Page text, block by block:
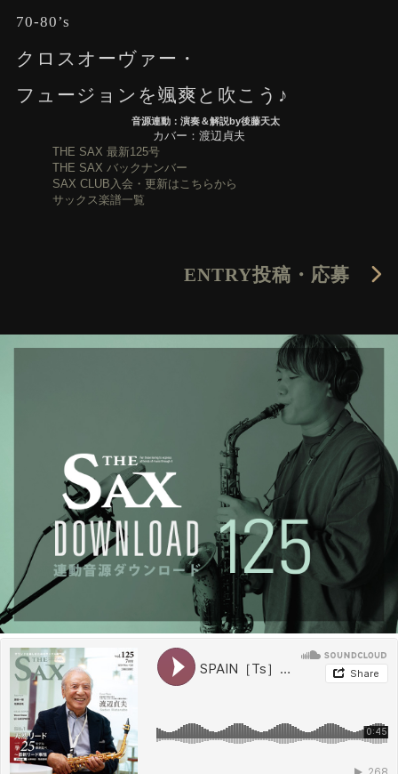
70-80’s
クロスオーヴァー・
フュージョンを颯爽と吹こう♪
音源連動：演奏＆解説by後藤天太
カバー：渡辺貞夫
THE SAX 最新125号
THE SAX バックナンバー
SAX CLUB入会・更新はこちらから
サックス楽譜一覧
ENTRY投稿・応募